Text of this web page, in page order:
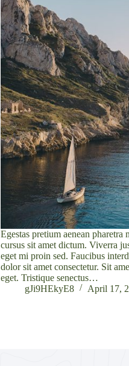
Egestas pretium aenean pharetra
cursus sit amet dictum. Viverra
eget mi proin sed. Faucibus
dolor sit amet consectetur. Sit
eget. Tristique senectus…
gJi9HEkyE8
April 17,